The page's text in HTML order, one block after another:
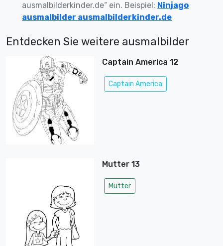
ausmalbilderkinder.de“ ein. Beispiel: Ninjago
ausmalbilder ausmalbilderkinder.de
Entdecken Sie weitere ausmalbilder
Captain America 12
Captain America
Mutter 13
Mutter